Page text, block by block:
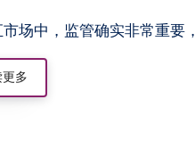
市场中，监管确实非常重
多